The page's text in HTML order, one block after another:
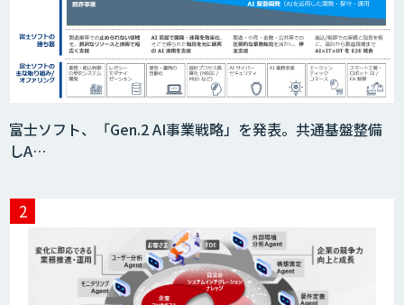
富士ソフト、「Gen.2 AI事業戦略」を発表。共通基盤整備
しA…